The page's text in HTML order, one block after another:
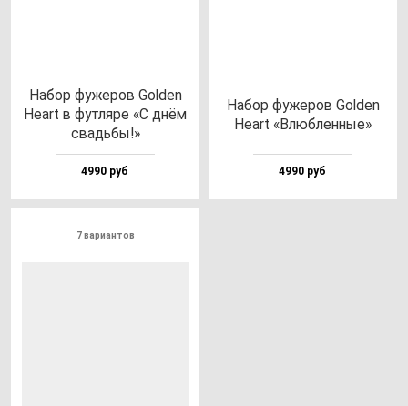
Набор фу­же­ров Gol­den
Heart в фут­ля­ре «С днём
свадь­бы!»
4990 руб
Набор фу­же­ров Gol­den
Heart «Влюб­лен­ные»
4990 руб
7 вариантов